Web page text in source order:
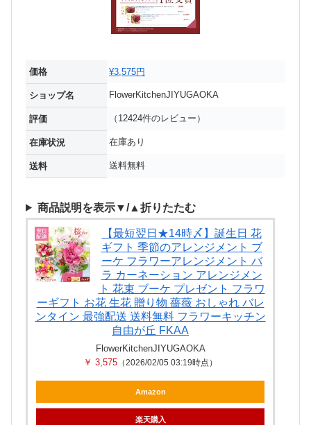
価格 ¥3,575円
ショップ名 FlowerKitchenJIYUGAOKA
評価 （12424件のレビュー）
在庫状況 在庫あり
送料 送料無料
商品説明を表示▼/▲折りたたむ
【最短翌日★14時〆】誕生日 花
ギフト 季節のアレンジメント ブ
ーケ フラワーアレンジメント バ
ラ カーネーション アレンジメン
ト 花束 ブーケ プレゼント フラワ
ーギフト お花 生花 贈り物 薔薇 おしゃれ バレ
ンタイン 最強配送 送料無料 フラワーキッチン
自由が丘 FKAA
FlowerKitchenJIYUGAOKA
￥ 3,575 （2026/02/05 03:19時点）
Amazon
楽天購入